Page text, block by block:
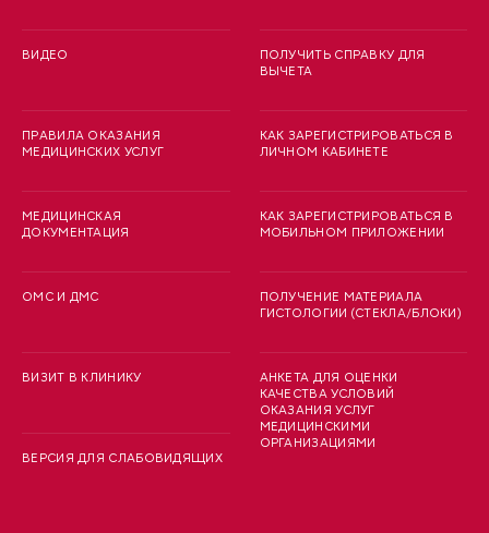
ВИДЕО
ПРАВИЛА ОКАЗАНИЯ
МЕДИЦИНСКИХ УСЛУГ
МЕДИЦИНСКАЯ
ДОКУМЕНТАЦИЯ
ОМС И ДМС
ВИЗИТ В КЛИНИКУ
ВЕРСИЯ ДЛЯ СЛАБОВИДЯЩИХ
ПОЛУЧИТЬ СПРАВКУ ДЛЯ
ВЫЧЕТА
КАК ЗАРЕГИСТРИРОВАТЬСЯ В
ЛИЧНОМ КАБИНЕТЕ
КАК ЗАРЕГИСТРИРОВАТЬСЯ В
МОБИЛЬНОМ ПРИЛОЖЕНИИ
ПОЛУЧЕНИЕ МАТЕРИАЛА
ГИСТОЛОГИИ (СТЕКЛА/БЛОКИ)
АНКЕТА ДЛЯ ОЦЕНКИ
КАЧЕСТВА УСЛОВИЙ
ОКАЗАНИЯ УСЛУГ
МЕДИЦИНСКИМИ
ОРГАНИЗАЦИЯМИ